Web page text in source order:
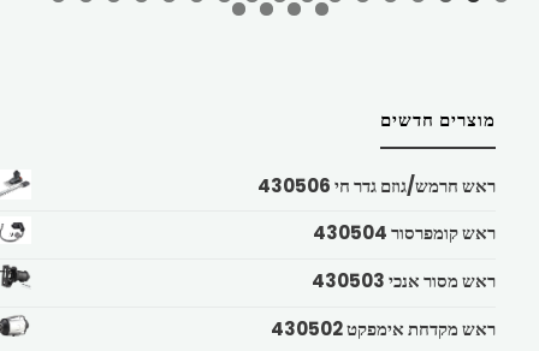
מוצרים חדשים
ראש חרמש/גוזם גדר חי 430506
ראש קומפרסור 430504
ראש מסור אנכי 430503
ראש מקדחת אימפקט 430502